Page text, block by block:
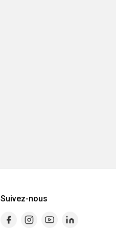
Suivez-nous